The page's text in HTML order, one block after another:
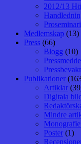
2012/13
Medlemskap (13)
Press (66)
Blogg (10)
Publikationer
Artiklar
Digitala
Mindre
Poster (1)